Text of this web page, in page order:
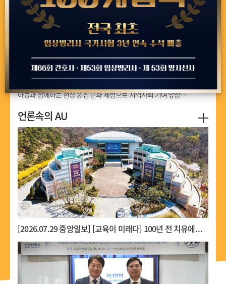
아동과 함께하는 현장 중심 문화 체험으로 지역사회 기여 앞장
화성서해마루유스호스텔에서 사회
언론속의 AU
[2026.07.29 중앙일보] [교육이 미래다] 100년 전 치유에서 ...
언론속